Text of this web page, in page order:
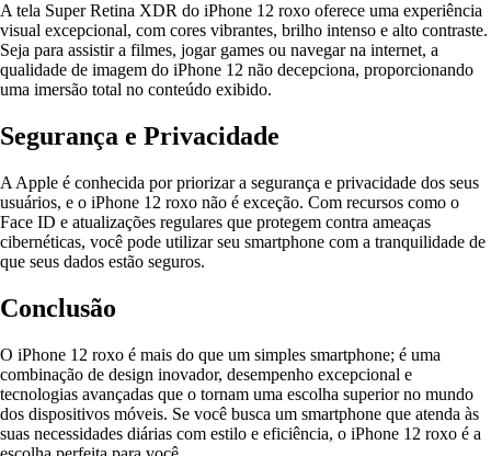
A tela Super Retina XDR do iPhone 12 roxo oferece uma experiência
visual excepcional, com cores vibrantes, brilho intenso e alto contraste.
Seja para assistir a filmes, jogar games ou navegar na internet, a
qualidade de imagem do iPhone 12 não decepciona, proporcionando
uma imersão total no conteúdo exibido.
Segurança e Privacidade
A Apple é conhecida por priorizar a segurança e privacidade dos seus
usuários, e o iPhone 12 roxo não é exceção. Com recursos como o
Face ID e atualizações regulares que protegem contra ameaças
cibernéticas, você pode utilizar seu smartphone com a tranquilidade de
que seus dados estão seguros.
Conclusão
O iPhone 12 roxo é mais do que um simples smartphone; é uma
combinação de design inovador, desempenho excepcional e
tecnologias avançadas que o tornam uma escolha superior no mundo
dos dispositivos móveis. Se você busca um smartphone que atenda às
suas necessidades diárias com estilo e eficiência, o iPhone 12 roxo é a